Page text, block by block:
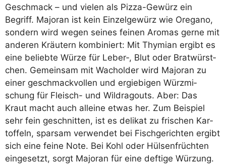
Geschmack – und vie­len als Piz­za-Gewürz ein
Begriff. Majo­ran ist kein Ein­zel­ge­würz wie Ore­ga­no,
son­dern wird wegen sei­nes fei­nen Aro­mas ger­ne mit
ande­ren Kräu­tern kom­bi­niert: Mit Thy­mi­an ergibt es
eine belieb­te Wür­ze für Leber‑, Blut oder Brat­würst­
chen. Gemein­sam mit Wachol­der wird Majo­ran zu
einer geschmack­vol­len und ergie­bi­gen Würz­mi­
schung für Fleisch- und Wild­ra­gouts. Aber: Das
Kraut macht auch allei­ne etwas her. Zum Bei­spiel
sehr fein geschnit­ten, ist es deli­kat zu fri­schen Kar­
tof­feln, spar­sam ver­wen­det bei Fisch­ge­rich­ten ergibt
sich eine fei­ne Note. Bei Kohl oder Hül­sen­früch­ten
ein­ge­setzt, sorgt Majo­ran für eine def­ti­ge Wür­zung.